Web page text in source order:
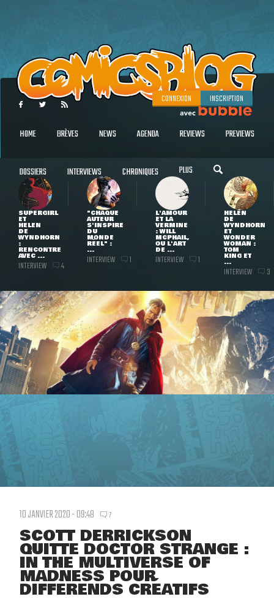
CONNEXION INSCRIPTION
HOME BRÈVES NEWS AGENDA REVIEWS PREVIEWS
DOSSIERS INTERVIEWS CHRONIQUES PLUS
SUPERGIRL
ET
HELEN
DE
WYNDHORN
:
RENCONTRE
AVEC ...
INTERVIEW 4
"CHAQUE
AUTEUR
S'INSPIRE
DU
MONDE
RÉEL" :
...
INTERVIEW 1
L'AMOUR
ET LA
VERMINE
: WILL
MCPHAIL,
OU L'ART
DE ...
INTERVIEW 1
HELEN
DE
WYNDHORN
ET
WONDER
WOMAN :
TOM
KING ET
...
INTERVIEW 3
10 JANVIER 2020 - 09:48 7
SCOTT DERRICKSON
QUITTE DOCTOR STRANGE :
IN THE MULTIVERSE OF
MADNESS POUR
DIFFÉRENDS CRÉATIFS